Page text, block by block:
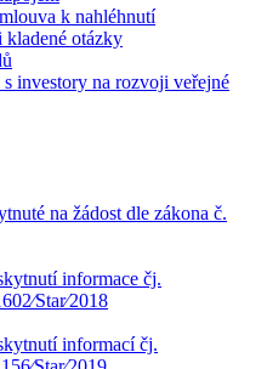
k nahléhnutí
kladené otázky
investory na rozvoji veřejné
na žádost dle zákona č.
informace čj.
informací čj.